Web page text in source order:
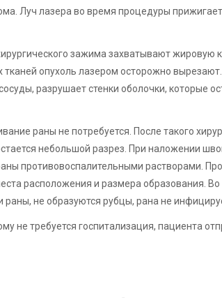
Луч лазера во время процедуры
зажима захватывают жировую
опухоль лазером осторожно
разрушает стенки оболочки, которые
раны не потребуется. После такого
небольшой разрез. При наложении
противовоспалительными растворами.
расположения и размера образования.
не образуются рубцы, рана не
не требуется госпитализация, пациента